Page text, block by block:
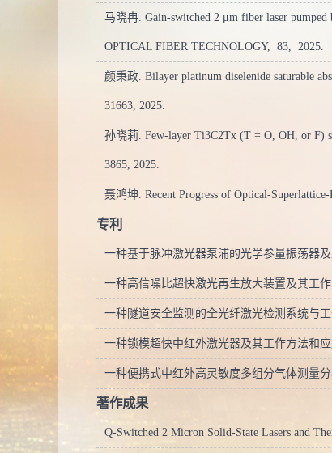
马晓冉. Gain-switched 2 μm fiber laser
OPTICAL FIBER TECHNOLOGY, 83, 2025.
颜秉政. Bilayer platinum diselenide saturable
31663, 2025.
孙晓莉. Few-layer Ti3C2Tx (T = O, OH, or F)
3865, 2025.
聂鸿坤. Recent Progress of Optical-
专利
一种基于脉冲激光器泵浦的光学参量振荡器
一种高信噪比超快激光再生放大装置及其工
一种隧道安全监测的全光纤激光检测系统与
一种锁模超快中红外激光器及其工作方法和应
一种便携式中红外高灵敏度多组分气体测量
著作成果
Q-Switched 2 Micron Solid-State Lasers and